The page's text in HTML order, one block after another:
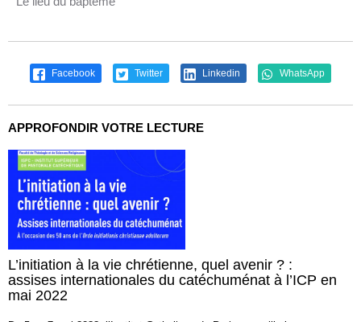
Facebook Twitter Linkedin WhatsApp
APPROFONDIR VOTRE LECTURE
L’initiation à la vie chrétienne, quel avenir ? :
assises internationales du catéchuménat à l’ICP en
mai 2022